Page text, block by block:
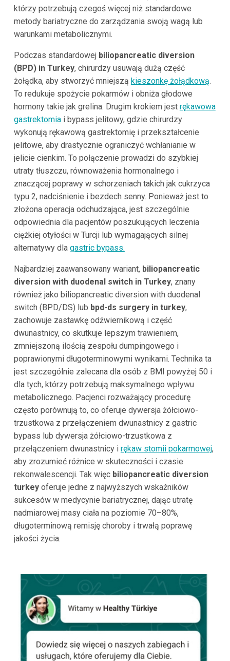
którzy potrzebują czegoś więcej niż standardowe
metody bariatryczne do zarządzania swoją wagą lub
warunkami metabolicznymi.
Podczas standardowej biliopancreatic diversion
(BPD) in Turkey, chirurdzy usuwają dużą część
żołądka, aby stworzyć mniejszą kieszonkę żołądkową.
To redukuje spożycie pokarmów i obniża głodowe
hormony takie jak grelina. Drugim krokiem jest rękawowa
gastrektomiai bypass jelitowy, gdzie chirurdzy
wykonują rękawową gastrektomię i przekształcenie
jelitowe, aby drastycznie ograniczyć wchłanianie w
jelicie cienkim. To połączenie prowadzi do szybkiej
utraty tłuszczu, równoważenia hormonalnego i
znaczącej poprawy w schorzeniach takich jak cukrzyca
typu 2, nadciśnienie i bezdech senny. Ponieważ jest to
złożona operacja odchudzająca, jest szczególnie
odpowiednia dla pacjentów poszukujących leczenia
ciężkiej otyłości w Turcji lub wymagających silnej
alternatywy dla gastric bypass.
Najbardziej zaawansowany wariant, biliopancreatic
diversion with duodenal switch in Turkey, znany
również jako biliopancreatic diversion with duodenal
switch (BPD/DS) lub bpd-ds surgery in turkey,
zachowuje zastawkę odźwiernikową i część
dwunastnicy, co skutkuje lepszym trawieniem,
zmniejszoną ilością zespołu dumpingowego i
poprawionymi długoterminowymi wynikami. Technika ta
jest szczególnie zalecana dla osób z BMI powyżej 50 i
dla tych, którzy potrzebują maksymalnego wpływu
metabolicznego. Pacjenci rozważający procedurę
często porównują to, co oferuje dywersja żółciowo-
trzustkowa z przełączeniem dwunastnicy z gastric
bypass lub dywersja żółciowo-trzustkowa z
przełączeniem dwunastnicy i rękaw stomii pokarmowej,
aby zrozumieć różnice w skuteczności i czasie
rekonwalescencji. Tak więc biliopancreatic diversion
turkeyoferuje jedne z najwyższych wskaźników
sukcesów w medycynie bariatrycznej, dając utratę
nadmiarowej masy ciała na poziomie 70–80%,
długoterminową remisję choroby i trwałą poprawę
jakości życia.